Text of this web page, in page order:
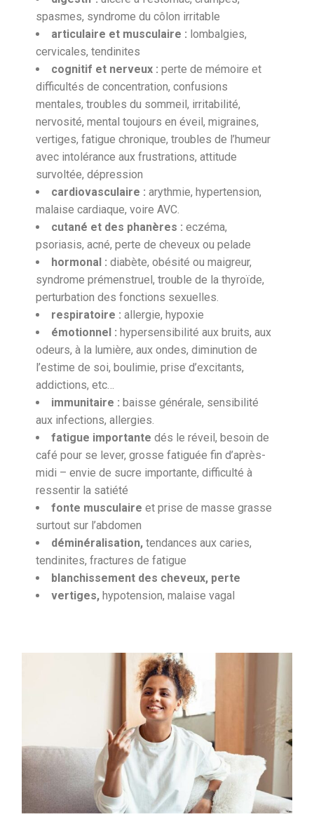
spasmes, syndrome du côlon irritable
articulaire et musculaire : lombalgies,
cervicales, tendinites
cognitif et nerveux :perte de mémoire et
difficultés de concentration, confusions
mentales, troubles du sommeil, irritabilité,
nervosité, mental toujours en éveil, migraines,
vertiges, fatigue chronique, troubles de l’humeur
avec intolérance aux frustrations, attitude
survoltée, dépression
cardiovasculaire : arythmie, hypertension,
malaise cardiaque, voire AVC.
cutané et des phanères : eczéma,
psoriasis, acné, perte de cheveux ou pelade
hormonal :diabète, obésité ou maigreur,
syndrome prémenstruel, trouble de la thyroïde,
perturbation des fonctions sexuelles.
respiratoire : allergie, hypoxie
émotionnel :hypersensibilité aux bruits, aux
odeurs, à la lumière, aux ondes, diminution de
l’estime de soi, boulimie, prise d’excitants,
addictions, etc…
immunitaire : baisse générale, sensibilité
aux infections, allergies.
fatigue importantedés le réveil, besoin de
café pour se lever, grosse fatiguée fin d’après-
midi – envie de sucre importante, difficulté à
ressentir la satiété
fonte musculaire et prise de masse grasse
surtout sur l’abdomen
déminéralisation, tendances aux caries,
tendinites, fractures de fatigue
blanchissement des cheveux, perte
vertiges, hypotension, malaise vagal